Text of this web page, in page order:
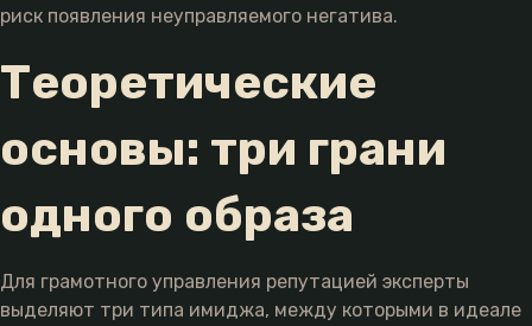
риск появления неуправляемого негатива.
Теоретические
основы: три грани
одного образа
Для грамотного управления репутацией эксперты
выделяют три типа имиджа, между которыми в идеале